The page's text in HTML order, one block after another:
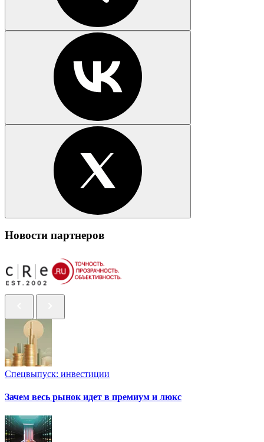
Новости партнеров
Спецвыпуск: инвестиции
Зачем весь рынок идет в премиум и люкс